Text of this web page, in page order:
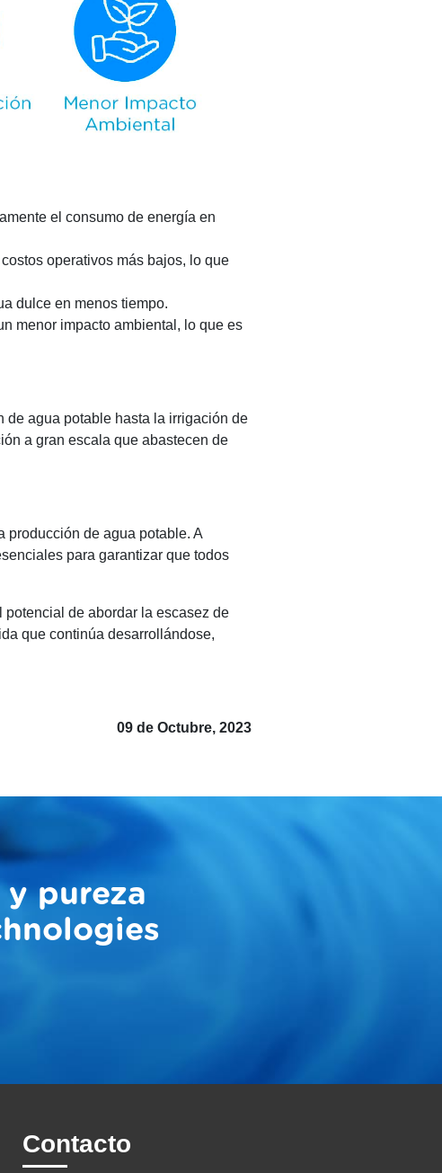
el consumo de energía en
operativos más bajos, lo que
dulce en menos tiempo.
menor impacto ambiental, lo que es
de agua potable hasta la irrigación de
a gran escala que abastecen de
producción de agua potable. A
para garantizar que todos
de abordar la escasez de
que continúa desarrollándose,
09 de Octubre, 2023
pureza
Contacto